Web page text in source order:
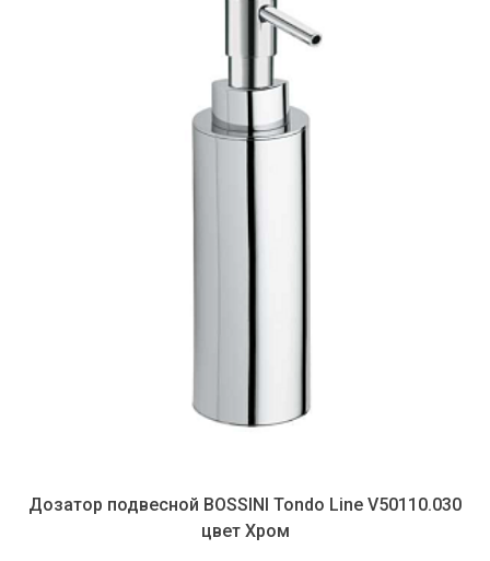
Дозатор подвесной BOSSINI Tondo Line V50110.030
цвет Хром